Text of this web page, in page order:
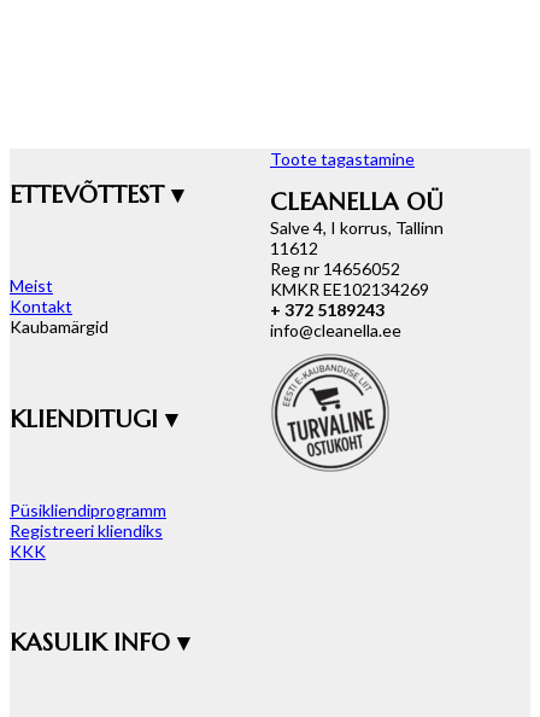
ETTEVÕTTEST ▾
Meist
Kontakt
Kaubamärgid
KLIENDITUGI ▾
Püsikliendiprogramm
Registreeri kliendiks
KKK
KASULIK INFO ▾
Toote tagastamine
CLEANELLA OÜ
Salve 4, I korrus, Tallinn
11612
Reg nr 14656052
KMKR EE102134269
+ 372 5189243
info@cleanella.ee